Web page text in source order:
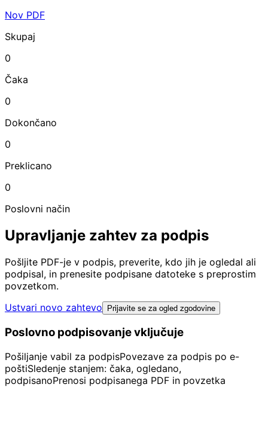
Nov PDF
Skupaj
0
Čaka
0
Dokončano
0
Preklicano
0
Poslovni način
Upravljanje zahtev za podpis
Pošljite PDF-je v podpis, preverite, kdo jih je ogledal ali
podpisal, in prenesite podpisane datoteke s preprostim
povzetkom.
Ustvari novo zahtevo
Prijavite se za ogled zgodovine
Poslovno podpisovanje vključuje
Pošiljanje vabil za podpisPovezave za podpis po e-
poštiSledenje stanjem: čaka, ogledano,
podpisanoPrenosi podpisanega PDF in povzetka